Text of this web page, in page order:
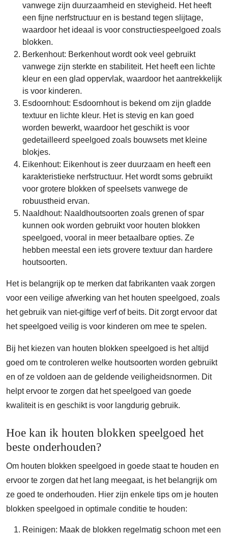
vanwege zijn duurzaamheid en stevigheid. Het heeft
een fijne nerfstructuur en is bestand tegen slijtage,
waardoor het ideaal is voor constructiespeelgoed zoals
blokken.
Berkenhout: Berkenhout wordt ook veel gebruikt
vanwege zijn sterkte en stabiliteit. Het heeft een lichte
kleur en een glad oppervlak, waardoor het aantrekkelijk
is voor kinderen.
Esdoornhout: Esdoornhout is bekend om zijn gladde
textuur en lichte kleur. Het is stevig en kan goed
worden bewerkt, waardoor het geschikt is voor
gedetailleerd speelgoed zoals bouwsets met kleine
blokjes.
Eikenhout: Eikenhout is zeer duurzaam en heeft een
karakteristieke nerfstructuur. Het wordt soms gebruikt
voor grotere blokken of speelsets vanwege de
robuustheid ervan.
Naaldhout: Naaldhoutsoorten zoals grenen of spar
kunnen ook worden gebruikt voor houten blokken
speelgoed, vooral in meer betaalbare opties. Ze
hebben meestal een iets grovere textuur dan hardere
houtsoorten.
Het is belangrijk op te merken dat fabrikanten vaak zorgen
voor een veilige afwerking van het houten speelgoed, zoals
het gebruik van niet-giftige verf of beits. Dit zorgt ervoor dat
het speelgoed veilig is voor kinderen om mee te spelen.
Bij het kiezen van houten blokken speelgoed is het altijd
goed om te controleren welke houtsoorten worden gebruikt
en of ze voldoen aan de geldende veiligheidsnormen. Dit
helpt ervoor te zorgen dat het speelgoed van goede
kwaliteit is en geschikt is voor langdurig gebruik.
Hoe kan ik houten blokken speelgoed het
beste onderhouden?
Om houten blokken speelgoed in goede staat te houden en
ervoor te zorgen dat het lang meegaat, is het belangrijk om
ze goed te onderhouden. Hier zijn enkele tips om je houten
blokken speelgoed in optimale conditie te houden:
Reinigen: Maak de blokken regelmatig schoon met een